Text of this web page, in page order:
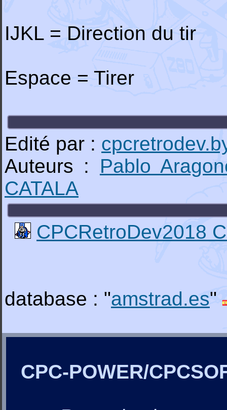
IJKL = Direction du tir
Espace = Tirer
Edité par :
Auteurs : Pablo
CATALA
CPCRetroDev2018
database : "amstrad.es"
CPC-POWER/